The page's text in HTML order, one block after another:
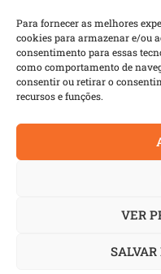
Para fornecer as melhores
cookies para armazenar e/ou
consentimento para essas
como comportamento de
consentir ou retirar o
recursos e funções.
VER
Email*
proibida a reprodução